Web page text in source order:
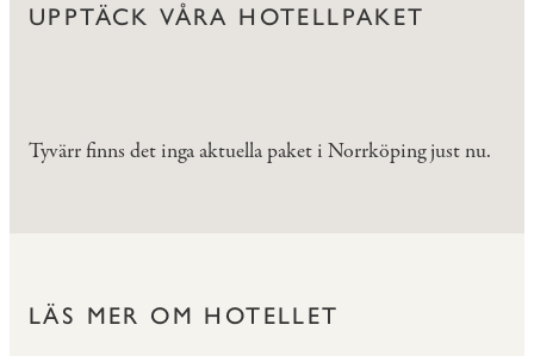
UPPTÄCK VÅRA HOTELLPAKET
Tyvärr finns det inga aktuella paket i Norrköping just nu.
LÄS MER OM HOTELLET